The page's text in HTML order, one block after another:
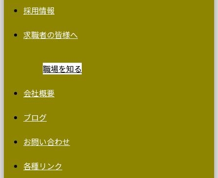
採用情報
求職者の皆様へ
職場を知る
会社概要
ブログ
お問い合わせ
各種リンク